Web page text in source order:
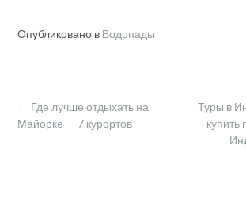
Опубликовано в Водопады
Навигация
по
Туры в
купить
← Где лучше отдыхать на
Майорке — 7 курортов